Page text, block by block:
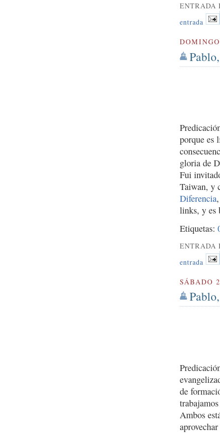
ENTRADA
entrada
porque es
gloria de
Fui
Taiwan, y
Diferencia
links, y es
Etiquetas:
ENTRADA
entrada
SÁBADO
de
Ambos